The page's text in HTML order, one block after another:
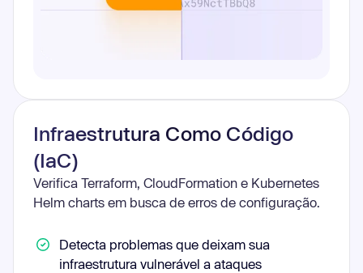
Infraestrutura Como Código
(IaC)
Verifica Terraform, CloudFormation e Kubernetes
Helm charts em busca de erros de configuração.
Detecta problemas que deixam sua
infraestrutura vulnerável a ataques